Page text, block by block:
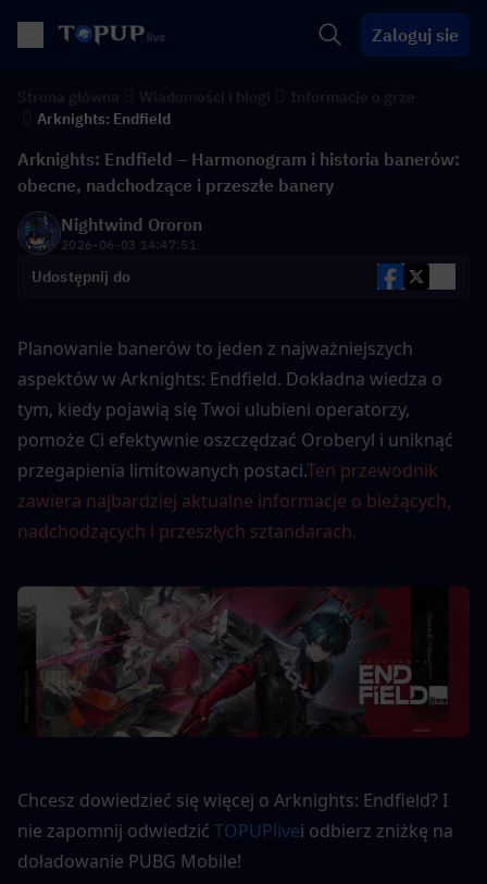
Zaloguj sie
Arknights: Endfield
Arknights: Endfield – Harmonogram i historia banerów:
obecne, nadchodzące i przeszłe banery
Nightwind Ororon
2026-06-03 14:47:51
Udostępnij do
Planowanie banerów to jeden z najważniejszych
aspektów w Arknights: Endfield. Dokładna wiedza o
tym, kiedy pojawią się Twoi ulubieni operatorzy,
pomoże Ci efektywnie oszczędzać Oroberyl i uniknąć
przegapienia limitowanych postaci.Ten przewodnik
zawiera najbardziej aktualne informacje o bieżących,
nadchodzących i przeszłych sztandarach.
Chcesz dowiedzieć się więcej o Arknights: Endfield? I
nie zapomnij odwiedzić TOPUPlivei odbierz zniżkę na
doładowanie PUBG Mobile!